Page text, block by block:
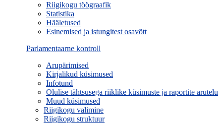
Riigikogu töögraafik
Statistika
Hääletused
Esinemised ja istungitest osavõtt
Parlamentaarne kontroll
Arupärimised
Kirjalikud küsimused
Infotund
Olulise tähtsusega riiklike küsimuste ja raportite arutelu
Muud küsimused
Riigikogu valimine
Riigikogu struktuur